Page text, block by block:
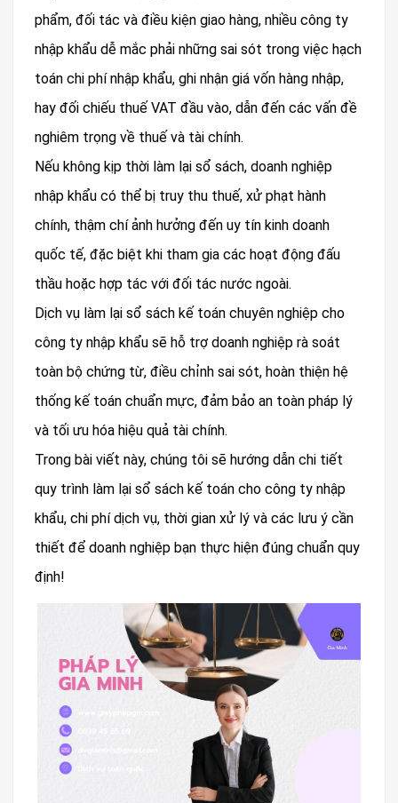
phẩm, đối tác và điều kiện giao hàng, nhiều công ty
nhập khẩu dễ mắc phải những sai sót trong việc hạch
toán chi phí nhập khẩu, ghi nhận giá vốn hàng nhập,
hay đối chiếu thuế VAT đầu vào, dẫn đến các vấn đề
nghiêm trọng về thuế và tài chính.
Nếu không kịp thời làm lại sổ sách, doanh nghiệp
nhập khẩu có thể bị truy thu thuế, xử phạt hành
chính, thậm chí ảnh hưởng đến uy tín kinh doanh
quốc tế, đặc biệt khi tham gia các hoạt động đấu
thầu hoặc hợp tác với đối tác nước ngoài.
Dịch vụ làm lại sổ sách kế toán chuyên nghiệp cho
công ty nhập khẩu sẽ hỗ trợ doanh nghiệp rà soát
toàn bộ chứng từ, điều chỉnh sai sót, hoàn thiện hệ
thống kế toán chuẩn mực, đảm bảo an toàn pháp lý
và tối ưu hóa hiệu quả tài chính.
Trong bài viết này, chúng tôi sẽ hướng dẫn chi tiết
quy trình làm lại sổ sách kế toán cho công ty nhập
khẩu, chi phí dịch vụ, thời gian xử lý và các lưu ý cần
thiết để doanh nghiệp bạn thực hiện đúng chuẩn quy
định!